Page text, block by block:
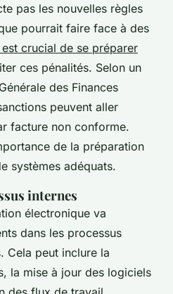
pas les nouvelles règles
pourrait faire face à des
est crucial de se préparer
ces pénalités. Selon un
des Finances
peuvent aller
facture non conforme.
de la préparation
systèmes adéquats.
internes
électronique va
dans les processus
Cela peut inclure la
la mise à jour des logiciels